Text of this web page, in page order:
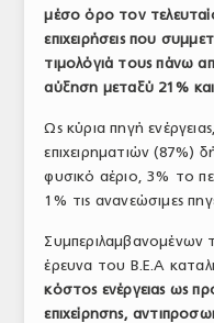
ΣΥΝΕΔΡΙΟ ΚΡΕΑΤΟΣ
μέσο όρο τον
επιχειρήσεις που
τιμολόγιά τους πάνω
αύξηση μεταξύ 21%
Ως κύρια πηγή
επιχειρηματιών (87%)
φυσικό αέριο, 3% το
1% τις ανανεώσιμες
Συμπεριλαμβανομένων
έρευνα του Β.Ε.Α
κόστος ενέργειας ως
επιχείρησης,